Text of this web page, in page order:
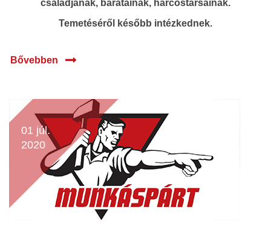
családjának, barátainak, harcostársainak.
Temetéséről később intézkednek.
Bővebben
01 júl.
2020